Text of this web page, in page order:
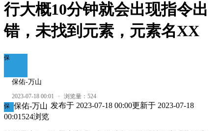
行大概10分钟就会出现指令出
错，未找到元素，元素名XX
保
保佑-万山
2023-07-18 00:01 · 浏览量： 524
保 保佑-万山 发布于 2023-07-18 00:00更新于 2023-07-18
00:01 524浏览